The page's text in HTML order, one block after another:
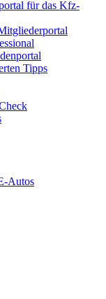
für das Kfz-
Tipps
Autos